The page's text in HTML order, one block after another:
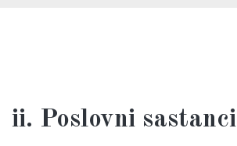
ii. Poslovni sastanci